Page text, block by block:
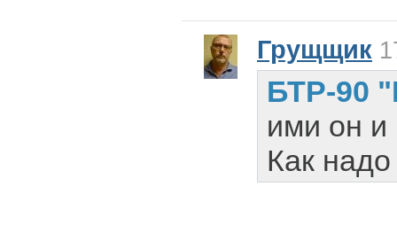
Грущщик
БТР-90
ими он и
Как